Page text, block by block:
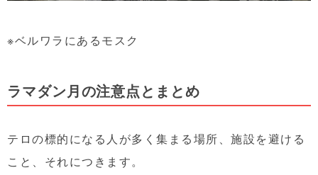
※ベルワラにあるモスク
ラマダン月の注意点とまとめ
テロの標的になる人が多く集まる場所、施設を避ける
こと、それにつきます。